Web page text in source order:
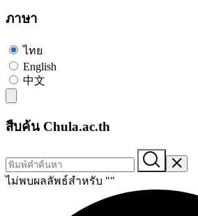
ภาษา
ไทย
English
中文
สืบค้น Chula.ac.th
ไม่พบผลลัพธ์สำหรับ ""